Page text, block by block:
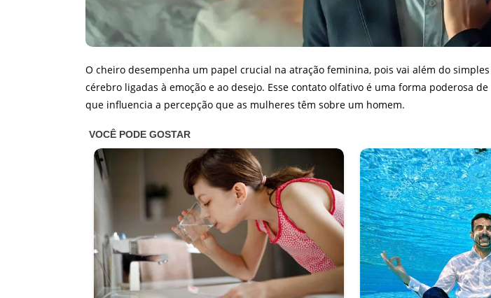
O cheiro desempenha um papel crucial na atração feminina, pois vai além do
cérebro ligadas à emoção e ao desejo. Esse contato olfativo é uma forma poderosa
que influencia a percepção que as mulheres têm sobre um homem.